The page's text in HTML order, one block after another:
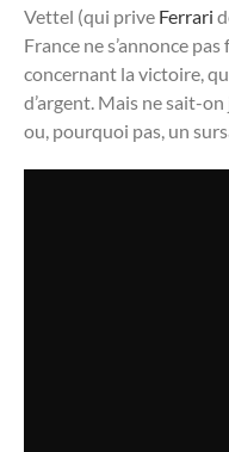
Vettel (qui prive Ferrari
France ne s’annonce
concernant la victoire,
d’argent. Mais ne sait-
ou, pourquoi pas, un